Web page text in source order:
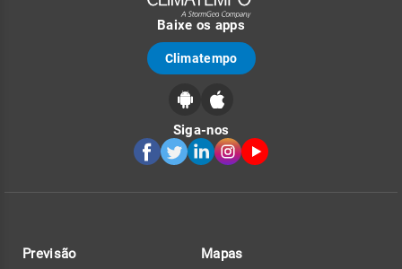
Baixe os apps
Climatempo
Siga-nos
Previsão Mapas